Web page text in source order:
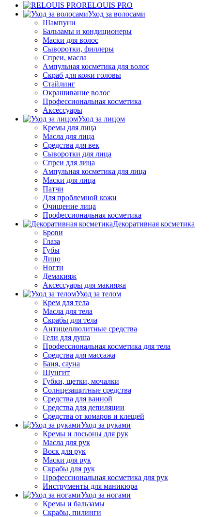
RELOUIS PRO
Уход за волосами
Шампуни
Бальзамы и кондиционеры
Маски для волос
Сыворотки, филлеры
Спреи, масла
Ампульная косметика для волос
Скраб для кожи головы
Стайлинг
Окрашивание волос
Профессиональная косметика
Аксессуары
Уход за лицом
Кремы для лица
Масла для лица
Средства для век
Сыворотки для лица
Спреи для лица
Ампульная косметика для лица
Маски для лица
Патчи
Для проблемной кожи
Очищение лица
Профессиональная косметика
Декоративная косметика
Брови
Глаза
Губы
Лицо
Ногти
Демакияж
Аксессуары для макияжа
Уход за телом
Крем для тела
Масла для тела
Скрабы для тела
Антицеллюлитные средства
Гели для душа
Профессиональная косметика для тела
Средства для массажа
Баня, сауна
Шунгит
Губки, щетки, мочалки
Солнцезащитные средства
Средства для ванной
Средства для депиляции
Средства от комаров и клещей
Уход за руками
Кремы и лосьоны для рук
Масла для рук
Воск для рук
Маски для рук
Скрабы для рук
Профессиональная косметика для рук
Инструменты для маникюра
Уход за ногами
Кремы и бальзамы
Скрабы, пилинги